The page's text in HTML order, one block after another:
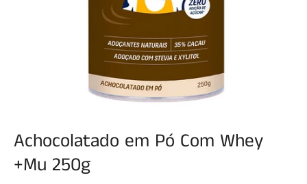
Achocolatado em Pó Com Whey
+Mu 250g